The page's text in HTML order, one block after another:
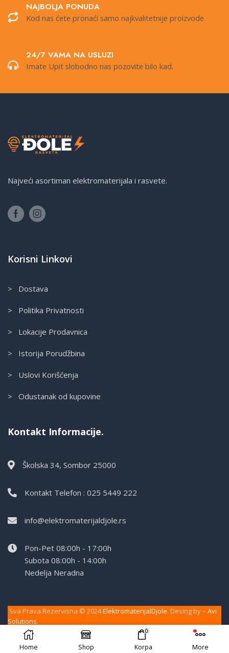
NAJBOLJA PONUDA
Kod nas ćete pronaći samo najkvalitetnije proizvode
24/7 VAMA NA USLUZI
Imate Upit slobodno nas pozovite bilo kad.
Najveći asortiman elektromaterijala i rasvete.
Korisni Linkovi
> Dostava
> Politika Privatnosti
> Lokacije Prodavnica
> Istorija Porudžbina
> Uslovi Korišćenja
> Odustanak od kupovine
Kontakt Informacije.
Školska 34, Sombor 25000
Kontakt Telefon : 025 5449 222
info@elektromaterijaldjole.rs
Pon-Pet 08:00h - 17:00h
Subota 08:00h - 14:00h
Nedelja Neradna
Sva Prava Rezervisna © 2024ElektromaterijalDjole. Desing by – Avi
Solutions.
Home Shop
0
Korpa More